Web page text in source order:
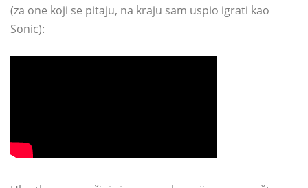
(za one koji se pitaju, na kraju sam uspio igrati kao
Sonic):